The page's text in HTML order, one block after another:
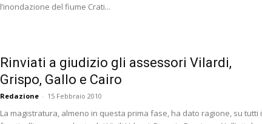
l’inondazione del fiume Crati...
Rinviati a giudizio gli assessori Vilardi,
Grispo, Gallo e Cairo
Redazione - 15 Febbraio 2010
La magistratura, almeno in questa prima fase, ha dato ragione, su tutti i